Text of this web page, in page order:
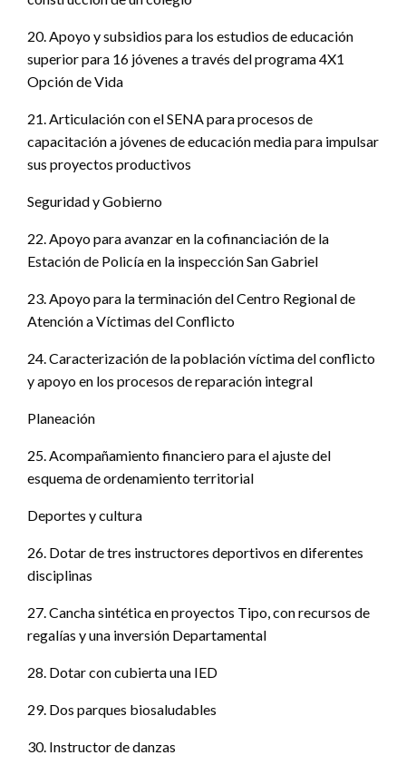
20. Apoyo y subsidios para los estudios de educación
superior para 16 jóvenes a través del programa 4X1
Opción de Vida
21. Articulación con el SENA para procesos de
capacitación a jóvenes de educación media para impulsar
sus proyectos productivos
Seguridad y Gobierno
22. Apoyo para avanzar en la cofinanciación de la
Estación de Policía en la inspección San Gabriel
23. Apoyo para la terminación del Centro Regional de
Atención a Víctimas del Conflicto
24. Caracterización de la población víctima del conflicto
y apoyo en los procesos de reparación integral
Planeación
25. Acompañamiento financiero para el ajuste del
esquema de ordenamiento territorial
Deportes y cultura
26. Dotar de tres instructores deportivos en diferentes
disciplinas
27. Cancha sintética en proyectos Tipo, con recursos de
regalías y una inversión Departamental
28. Dotar con cubierta una IED
29. Dos parques biosaludables
30. Instructor de danzas